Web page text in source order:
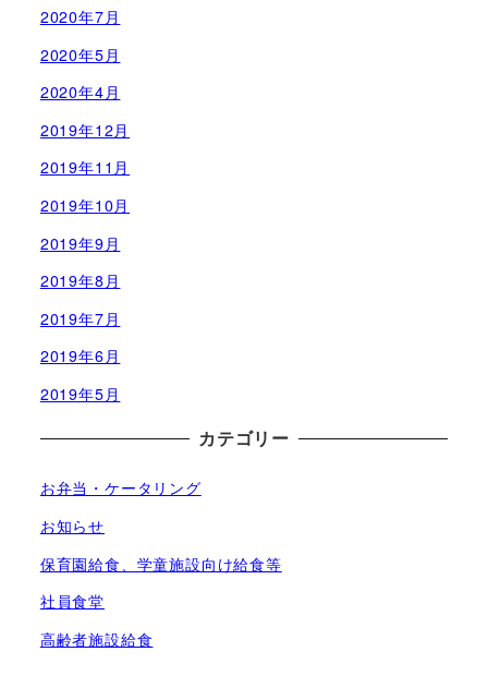
2020年7月
2020年5月
2020年4月
2019年12月
2019年11月
2019年10月
2019年9月
2019年8月
2019年7月
2019年6月
2019年5月
カテゴリー
お弁当・ケータリング
お知らせ
保育園給食、学童施設向け給食等
社員食堂
高齢者施設給食